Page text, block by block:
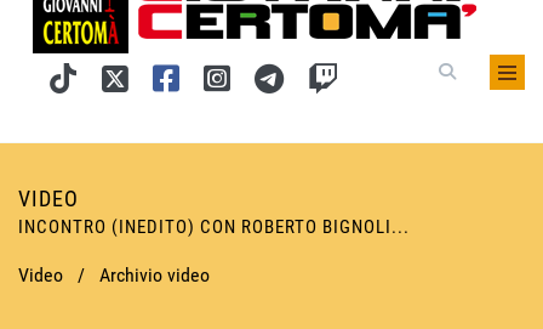
VIDEO
INCONTRO (INEDITO) CON ROBERTO BIGNOLI...
Video / Archivio video